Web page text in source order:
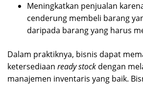
Meningkatkan penjualan
cenderung membeli barang
daripada barang yang harus
Dalam praktiknya, bisnis dapat
ketersediaan ready stock dengan
manajemen inventaris yang baik.